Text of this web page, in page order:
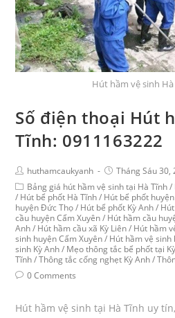
Hút hầm vệ sinh
Số điện thoại Hút
Tĩnh: 0911163222
huthamcaukyanh
Tháng Sáu 30,
Bảng giá hút hầm vệ sinh tại Hà Tĩnh /
/ Hút bể phốt Hà Tĩnh / Hút bể phốt
huyện Đức Thọ / Hút bể phốt Kỳ Anh /
cầu huyện Cẩm Xuyên / Hút hầm cầu
Anh / Hút hầm cầu xã Kỳ Liên / Hút hầm
sinh huyện Cẩm Xuyên / Hút hầm vệ
sinh Kỳ Anh / Mẹo thông tắc bể phốt tại
Tĩnh / Thông tắc cống nghẹt Kỳ Anh /
0 Comments
Hút hầm vệ sinh tại Hà Tĩnh uy